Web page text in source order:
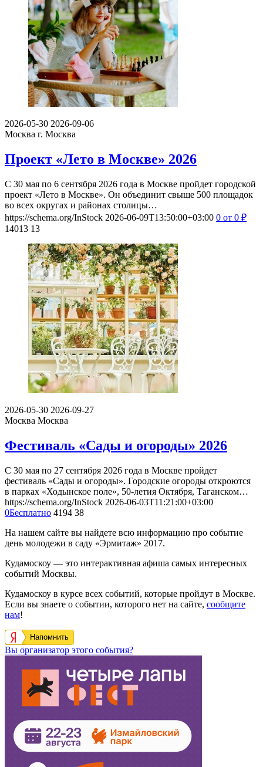
2026-05-30 2026-09-06
Москва г. Москва
Проект «Лето в Москве» 2026
С 30 мая по 6 сентября 2026 года в Москве пройдет городской
проект «Лето в Москве». Он объединит свыше 500 площадок
во всех округах и районах столицы…
https://schema.org/InStock 2026-06-09T13:50:00+03:00 0 от 0 ₽
14013 13
2026-05-30 2026-09-27
Москва Москва
Фестиваль «Сады и огороды» 2026
С 30 мая по 27 сентября 2026 года в Москве пройдет
фестиваль «Сады и огороды». Городские огороды откроются
в парках «Ходынское поле», 50-летия Октября, Таганском…
https://schema.org/InStock 2026-06-03T11:21:00+03:00
0Бесплатно 4194 38
На нашем сайте вы найдете всю информацию про событие
день молодежи в саду «Эрмитаж» 2017.
Кудамоскоу — это интерактивная афиша самых интересных
событий Москвы.
Кудамоскоу в курсе всех событий, которые пройдут в Москве.
Если вы знаете о событии, которого нет на сайте, сообщите
нам!
Напомнить
Вы организатор этого события?